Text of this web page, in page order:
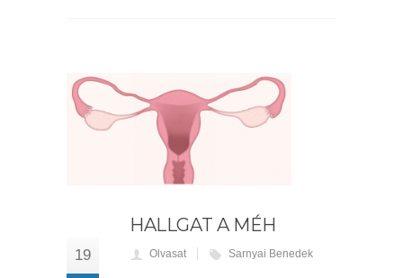
19
HALLGAT A MÉH
Olvasat Sarnyai Benedek